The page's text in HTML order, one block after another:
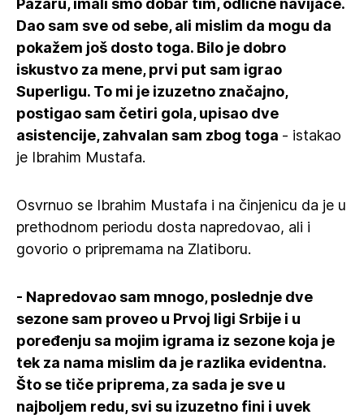
Pazaru, imali smo dobar tim, odlične navijače.
Dao sam sve od sebe, ali mislim da mogu da
pokažem još dosto toga. Bilo je dobro
iskustvo za mene, prvi put sam igrao
Superligu. To mi je izuzetno značajno,
postigao sam četiri gola, upisao dve
asistencije, zahvalan sam zbog toga - istakao
je Ibrahim Mustafa.
Osvrnuo se Ibrahim Mustafa i na činjenicu da je u
prethodnom periodu dosta napredovao, ali i
govorio o pripremama na Zlatiboru.
- Napredovao sam mnogo, poslednje dve
sezone sam proveo u Prvoj ligi Srbije i u
poređenju sa mojim igrama iz sezone koja je
tek za nama mislim da je razlika evidentna.
Što se tiče priprema, za sada je sve u
najboljem redu, svi su izuzetno fini i uvek